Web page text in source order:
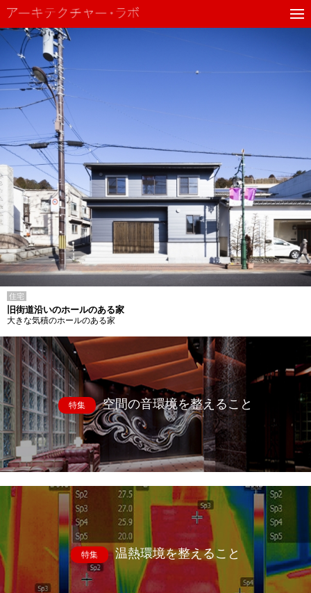
住宅
旧街道沿いのホールのある家
大きな気積のホールのある家
特集 空間の音環境を整えること
特集 温熱環境を整えること